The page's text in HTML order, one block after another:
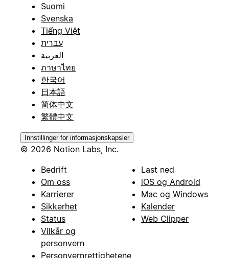
Suomi
Svenska
Tiếng Việt
עברית
العربية
ภาษาไทย
한국어
日本語
简体中文
繁體中文
Innstillinger for informasjonskapsler
© 2026 Notion Labs, Inc.
Bedrift
Om oss
Karrierer
Sikkerhet
Status
Vilkår og
personvern
Personvernrettighetene
Last ned
iOS og Android
Mac og Windows
Kalender
Web Clipper